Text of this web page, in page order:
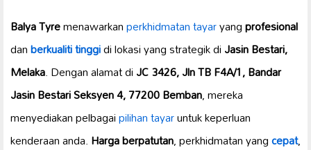
Balya Tyremenawarkanperkhidmatan tayaryangprofesional
danberkualiti tinggidi lokasi yang strategik diJasin Bestari,
Melaka. Dengan alamat diJC 3426, Jln TB F4A/1, Bandar
Jasin Bestari Seksyen 4, 77200 Bemban, mereka
menyediakan pelbagaipilihan tayaruntuk keperluan
kenderaan anda.Harga berpatutan, perkhidmatan yangcepat,